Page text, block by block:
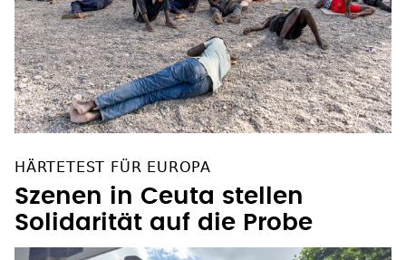
HÄRTETEST FÜR EUROPA
Szenen in Ceuta stellen
Solidarität auf die Probe